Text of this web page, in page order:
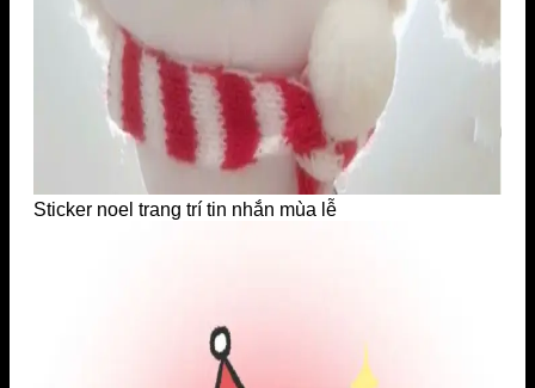
Sticker noel trang trí tin nhắn mùa lễ